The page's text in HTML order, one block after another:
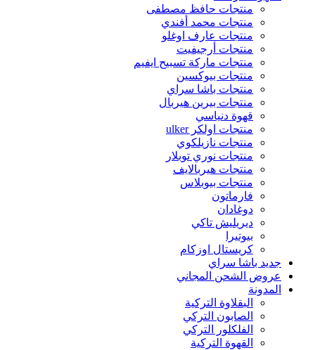
منتجات حافظ مصطفى
منتجات محمد أفندي
منتجات عارف اوغلو
منتجات أرجيفيت
منتجات ماركة تسبيح ايفيم
منتجات بيوكسين
منتجات باشا سراي
منتجات بيرين هيربال
قهوة دنياسي
منتجات اولكر ulker
منتجات نازيلكوي
منتجات نوري توبلار
منتجات هيربالايف
منتجات بيوبلاس
فارماتون
دوغادان
ديريليش تاكي
بيوتيرا
كريستال اوزكام
جديد باشا سراي
عروض الشحن المجاني
المدونة
البقلاوة التركية
الصابون التركي
الفلكلور التركي
القهوة التركية